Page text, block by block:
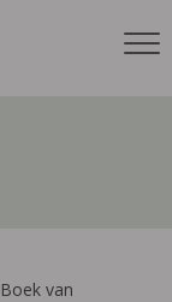
van